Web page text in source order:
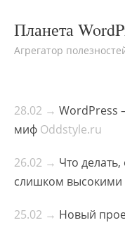
Планета
Агрегатор
28.02 → WordPress
миф Oddstyle.ru
26.02 → Что
слишком высокими
25.02 → Новый